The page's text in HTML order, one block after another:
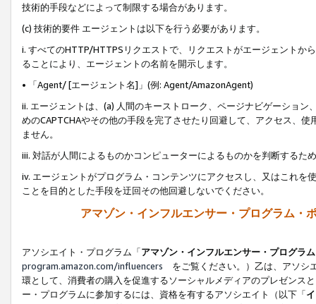
技術的手段などによって制限する場合があります。
(c) 技術的要件 エージェントは以下を行う必要があります。
i. すべてのHTTP/HTTPSリクエストで、リクエストがエージェントか
ることにより、エージェントの名前を開示します。
• 「Agent/ [エージェント名]」(例: Agent/AmazonAgent)
ii. エージェントは、(a) 人間のキーストローク、ページナビゲーショ
めのCAPTCHAやその他の手段を完了させたり回避して、アクセス、
ません。
iii. 対話が人間によるものかコンピューターによるものかを判断するた
iv. エージェントがプログラム・コンテンツにアクセスし、又はこれ
ことを目的とした手段を迂回その他回避しないでください。
アマゾン・インフルエンサー・プログラム・
アソシエイト・プログラム「アマゾン・インフルエンサー・プログラム
program.amazon.com/influencers をご覧ください。）乙は、アソシ
環として、消費者の購入を促進するソーシャルメディアのプレゼンス
ー・プログラムに参加するには、資格を有するアソシエイト（以下「